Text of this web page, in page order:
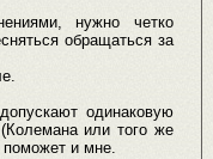
нужно четко
обращаться за
одинаковую
(Колемана или того же
поможет и мне.